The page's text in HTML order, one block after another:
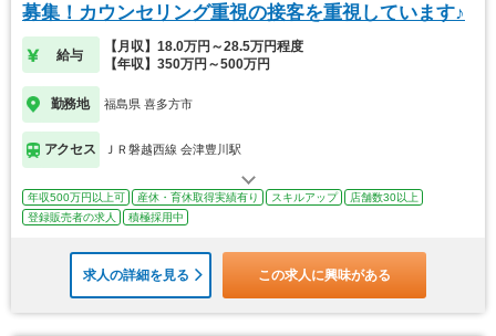
募集！カウンセリング重視の接客を重視しています♪
給与
【月収】18.0万円～28.5万円程度
【年収】350万円～500万円
勤務地 福島県 喜多方市
アクセス ＪＲ磐越西線 会津豊川駅
年収500万円以上可 産休・育休取得実績有り スキルアップ
店舗数30以上
登録販売者の求人
積極採用中
求人の詳細を見る この求人に興味がある